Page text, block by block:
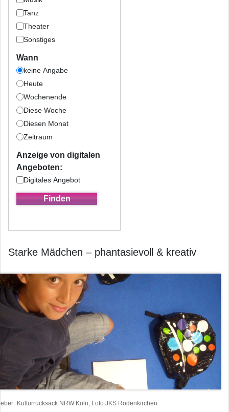
Tanz
Theater
Sonstiges
Wann
keine Angabe
Heute
Wochenende
Diese Woche
Diesen Monat
Zeitraum
Anzeige von digitalen
Angeboten:
Digitales Angebot
Starke Mädchen – phantasievoll & kreativ
Kulturrucksack NRW Köln, Foto JKS Rodenkirchen